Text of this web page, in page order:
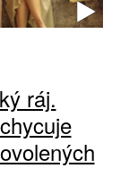
ráj.